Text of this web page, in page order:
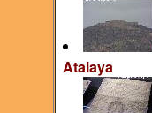
Atalaya